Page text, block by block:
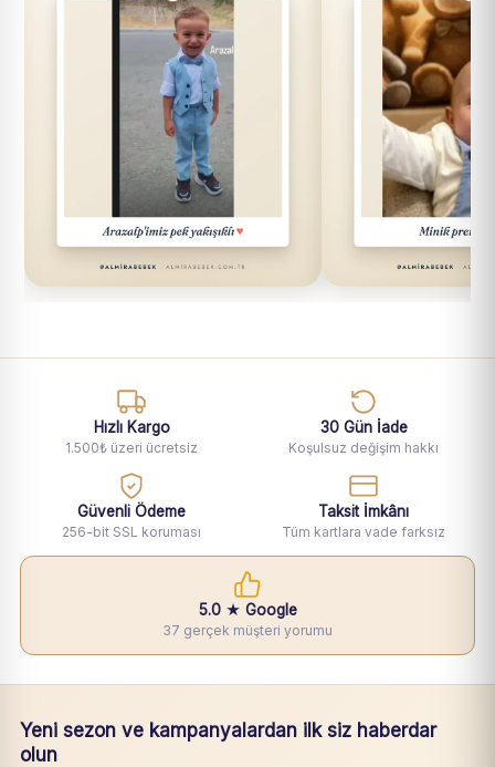
Hızlı Kargo
1.500₺ üzeri ücretsiz
30 Gün İade
Koşulsuz değişim hakkı
Güvenli Ödeme
256-bit SSL koruması
Taksit İmkânı
Tüm kartlara vade farksız
5.0 ★ Google
37 gerçek müşteri yorumu
Yeni sezon ve kampanyalardan ilk siz haberdar
olun